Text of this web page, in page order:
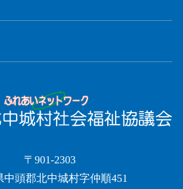
〒901-2303
中頭郡北中城村字仲順451